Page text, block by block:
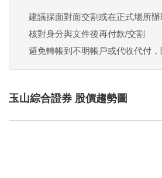
建議採面對面交割或在正式場所辦
核對身分與文件後再付款/交割
避免轉帳到不明帳戶或代收代付
玉山綜合證券 股價趨勢圖